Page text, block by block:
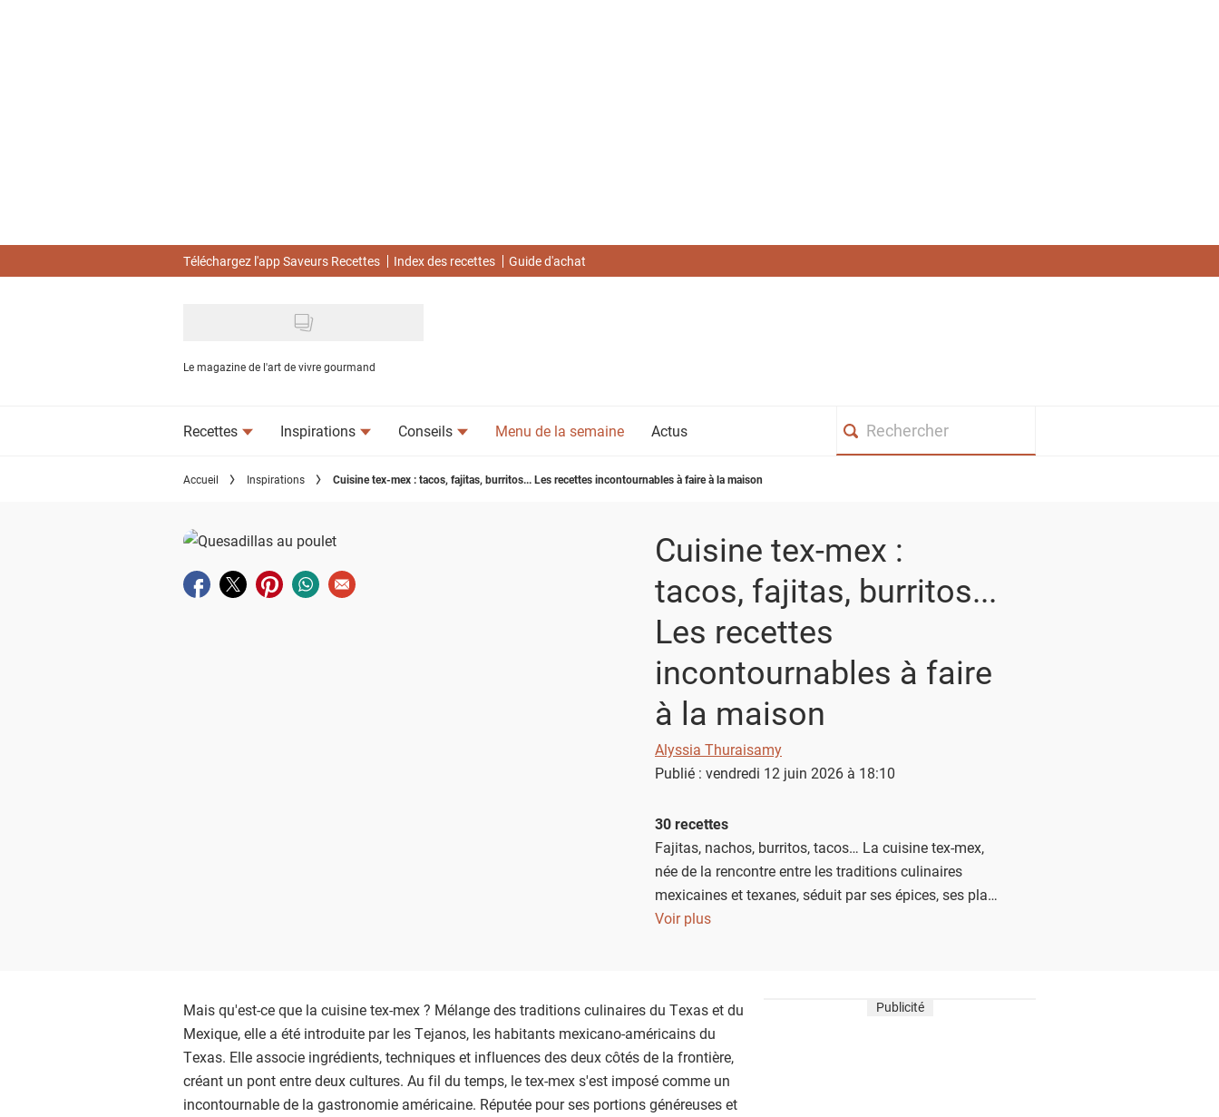
Téléchargez l'app Saveurs Recettes Index des recettes Guide d'achat
Le magazine de l'art de vivre gourmand
Recettes Inspirations Conseils Menu de la semaine Actus
Accueil Inspirations Cuisine tex-mex : tacos, fajitas, burritos... Les recettes incontournables à faire à la maison
Partager sur facebook
Partager sur twitter
Partager sur pinterest
Partager sur whatsapp
Envoyer à un ami
Cuisine tex-mex :
tacos, fajitas, burritos...
Les recettes
incontournables à faire
à la maison
Alyssia Thuraisamy
Publié : vendredi 12 juin 2026 à 18:10
30 recettes
Fajitas, nachos, burritos, tacos… La cuisine tex-mex,
née de la rencontre entre les traditions culinaires
mexicaines et texanes, séduit par ses épices, ses plats
conviviaux et son esprit festif. Découvrez nos
Voir plus
Mais qu'est-ce que la cuisine tex-mex ? Mélange des traditions culinaires du Texas et du
Mexique, elle a été introduite par les Tejanos, les habitants mexicano-américains du
Texas. Elle associe ingrédients, techniques et influences des deux côtés de la frontière,
créant un pont entre deux cultures. Au fil du temps, le tex-mex s'est imposé comme un
incontournable de la gastronomie américaine. Réputée pour ses portions généreuses et
Publicité